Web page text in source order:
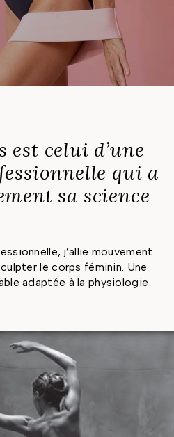
celui d’une
qui a
sa science
j’allie mouvement
le corps féminin. Une
adaptée à la physiologie